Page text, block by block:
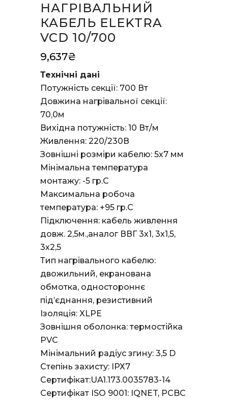
НАГРІВАЛЬНИЙ
КАБЕЛЬ ELEKTRA
VCD 10/700
9,637₴
Технічні дані
Потужність секції: 700 Вт
Довжина нагрівальної секції:
70,0м
Вихідна потужність: 10 Вт/м
Живлення: 220/230В
Зовнішні розміри кабелю: 5х7 мм
Мінімальна температура
монтажу: -5 гр.С
Максимальна робоча
температура: +95 гр.С
Підключення: кабель живлення
довж. 2,5м.,аналог ВВГ 3х1, 3х1,5,
3х2,5
Тип нагрівального кабелю:
двожильний, екранована
обмотка, одностороннє
під’єднання, резистивний
Ізоляція: XLPE
Зовнішня оболонка: термостійка
PVC
Мінімальний радіус згину: 3,5 D
Степінь захисту: ІРХ7
Сертифікат:UA1.173.0035783-14
Сертифікат ISO 9001: IQNET, PCBC